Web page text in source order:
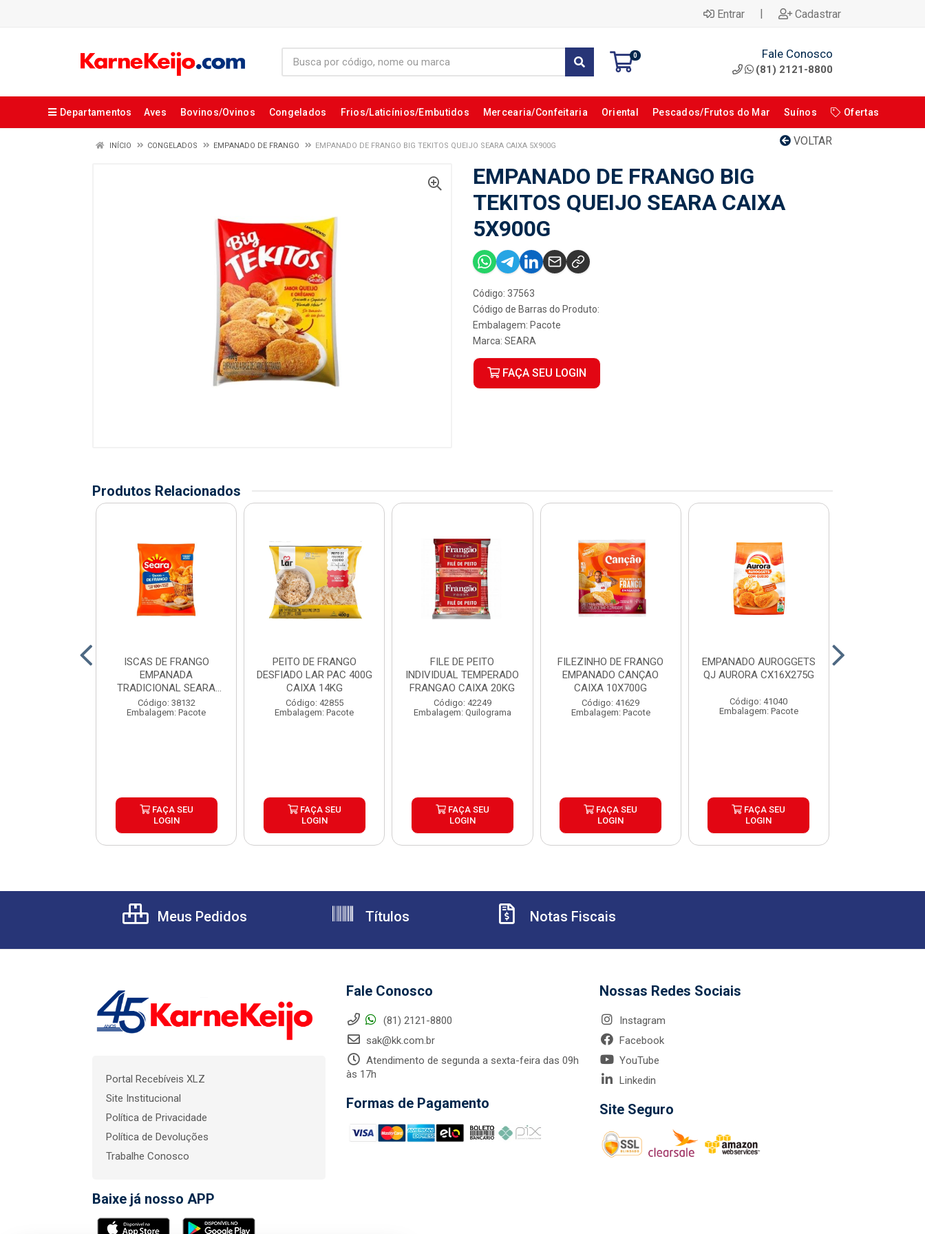
Entrar | Cadastrar
0 Fale Conosco
(81) 2121-8800
Departamentos Aves Bovinos/Ovinos Congelados Frios/Laticínios/Embutidos Mercearia/Confeitaria Oriental Pescados/Frutos do Mar Suínos Ofertas
VOLTAR
INÍCIO CONGELADOS EMPANADO DE FRANGO EMPANADO DE FRANGO BIG TEKITOS QUEIJO SEARA CAIXA 5X900G
EMPANADO DE FRANGO BIG
TEKITOS QUEIJO SEARA CAIXA
5X900G
Código: 37563
Código de Barras do Produto:
Embalagem: Pacote
Marca: SEARA
FAÇA SEU LOGIN
Produtos Relacionados
ISCAS DE FRANGO
EMPANADA
TRADICIONAL SEARA
CAIXA 16X300G
Código: 38132
Embalagem: Pacote
FAÇA SEU
LOGIN
PEITO DE FRANGO
DESFIADO LAR PAC 400G
CAIXA 14KG
Código: 42855
Embalagem: Pacote
FAÇA SEU
LOGIN
FILE DE PEITO
INDIVIDUAL TEMPERADO
FRANGAO CAIXA 20KG
Código: 42249
Embalagem: Quilograma
FAÇA SEU
LOGIN
FILEZINHO DE FRANGO
EMPANADO CANÇAO
CAIXA 10X700G
Código: 41629
Embalagem: Pacote
FAÇA SEU
LOGIN
EMPANADO AUROGGETS
QJ AURORA CX16X275G
Código: 41040
Embalagem: Pacote
FAÇA SEU
LOGIN
Meus Pedidos Títulos Notas Fiscais
Portal Recebíveis XLZ
Site Institucional
Política de Privacidade
Política de Devoluções
Trabalhe Conosco
Baixe já nosso APP
Fale Conosco
(81) 2121-8800
sak@kk.com.br
Atendimento de segunda a sexta-feira das 09h
às 17h
Formas de Pagamento
Nossas Redes Sociais
Instagram
Facebook
YouTube
Linkedin
Site Seguro